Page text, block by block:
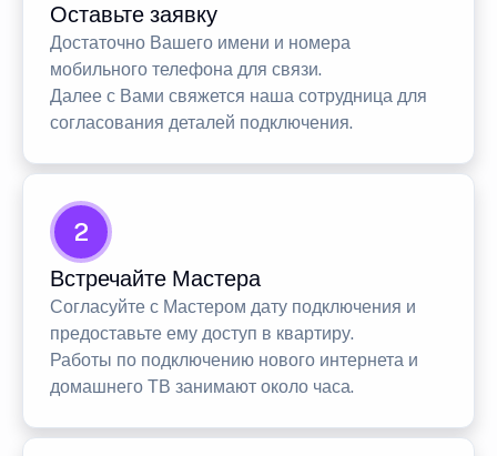
Оставьте заявку
Достаточно Вашего имени и номера
мобильного телефона для связи.
Далее с Вами свяжется наша сотрудница для
согласования деталей подключения.
2
Встречайте Мастера
Согласуйте с Мастером дату подключения и
предоставьте ему доступ в квартиру.
Работы по подключению нового интернета и
домашнего ТВ занимают около часа.